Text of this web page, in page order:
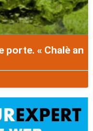
porte. « Chalè an